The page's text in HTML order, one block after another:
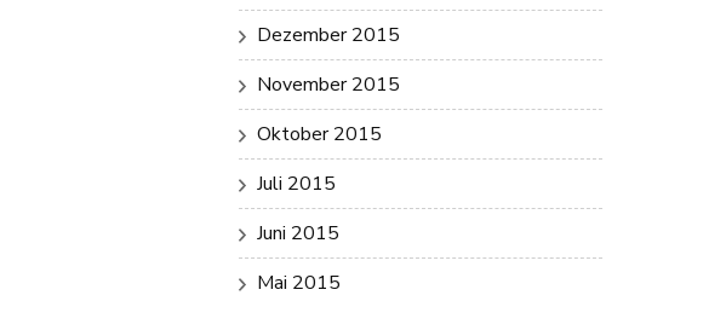
Dezember 2015
November 2015
Oktober 2015
Juli 2015
Juni 2015
Mai 2015